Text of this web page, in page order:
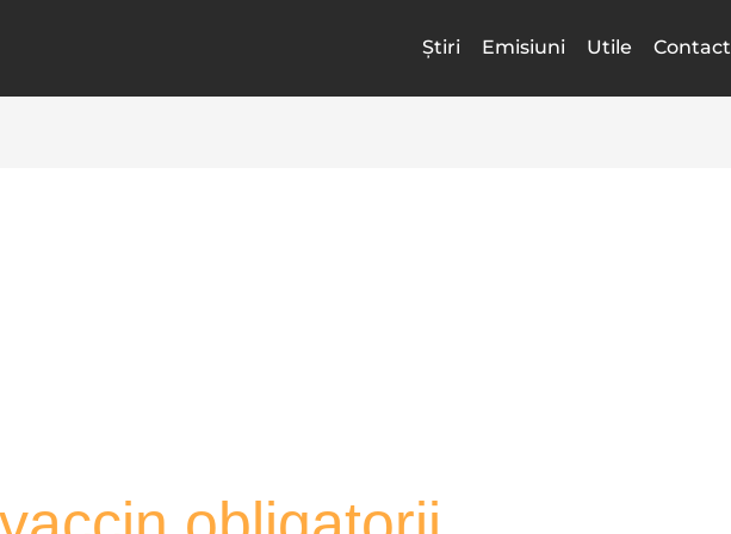
Știri Emisiuni Utile Contact